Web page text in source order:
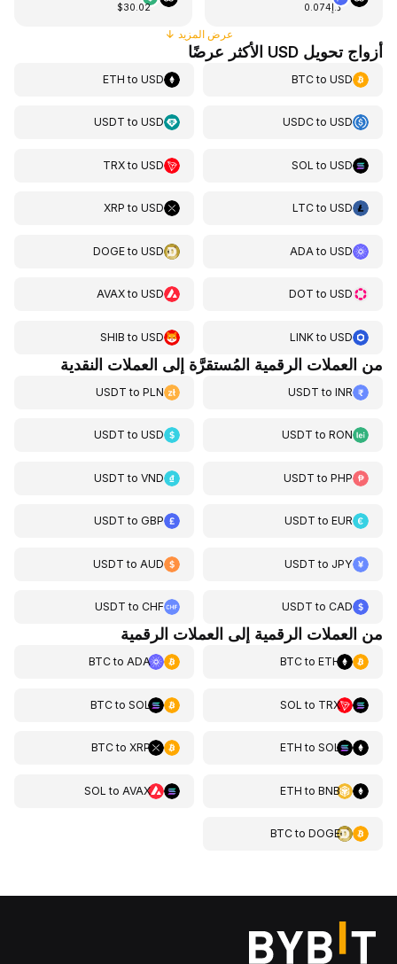
د.إ0.074 $30.02
عرض المزيد ↓
أزواج تحويل USD الأكثر عرضًا
BTCtoUSD
ETH toUSD
USDCtoUSD
USDT toUSD
SOL toUSD
TRXtoUSD
LTCtoUSD
XRP toUSD
ADA toUSD
DOGEtoUSD
DOT toUSD
AVAXtoUSD
LINKtoUSD
SHIB toUSD
من العملات الرقمية المُستقرَّة إلى العملات النقدية
USDT toINR
USDT toPLN
USDT toRON
USDT toUSD
USDT toPHP
USDT toVND
USDT toEUR
USDT toGBP
USDT toJPY
USDT to AUD
USDT toCAD
USDT toCHF
من العملات الرقمية إلى العملات الرقمية
BTCtoETH
BTCtoADA
SOL to TRX
BTCtoSOL
ETH toSOL
BTCtoXRP
ETH toBNB
SOL toAVAX
BTCtoDOGE